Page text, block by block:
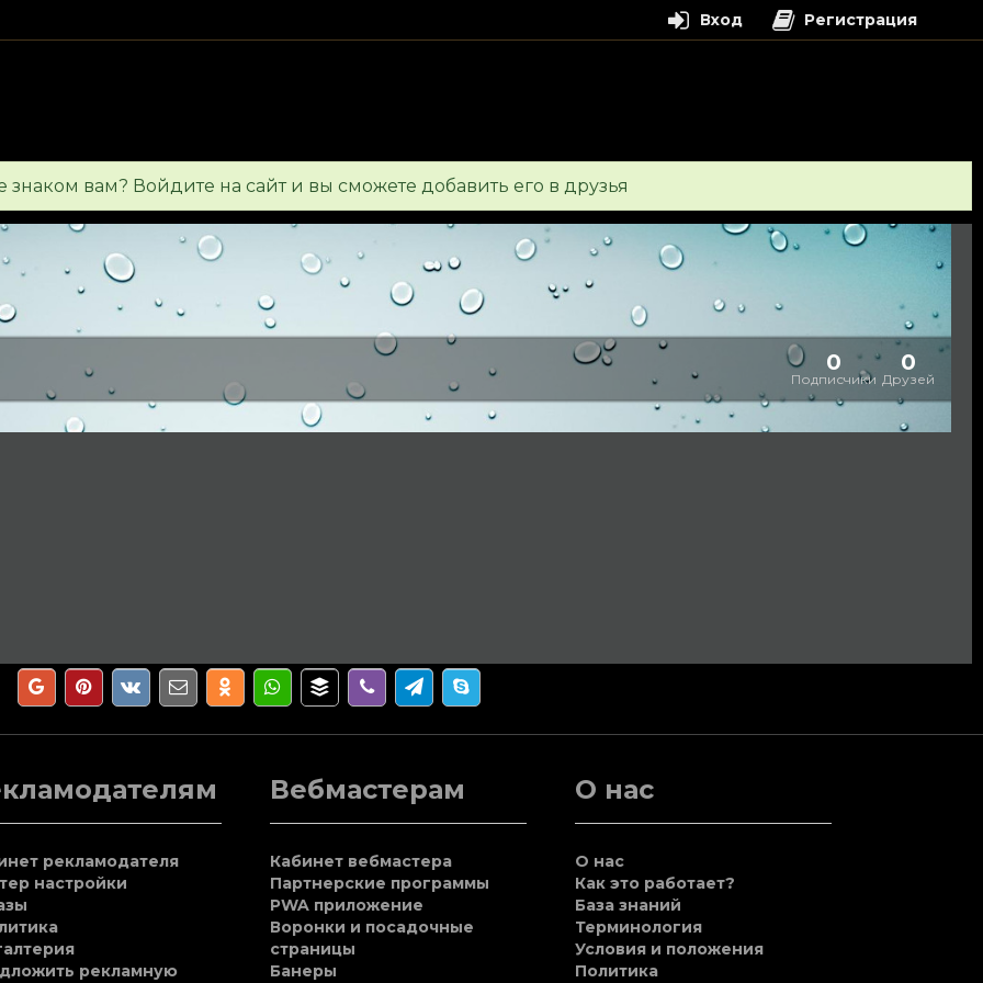
знаком вам? Войдите на сайт и вы сможете добавить его в друзья
Подписчики
0
Друзей
0
рекламодателя
настройки
рекламную
Вебмастерам
Кабинет вебмастера
Партнерские программы
PWA приложение
Воронки и посадочные
страницы
Банеры
О нас
О нас
Как это работает?
База знаний
Терминология
Условия и положения
Политика
Вход Регистрация